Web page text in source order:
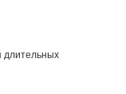
длительных